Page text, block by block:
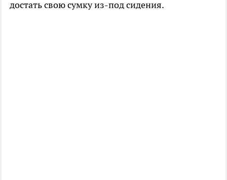
достать свою сумку из-под сидения.